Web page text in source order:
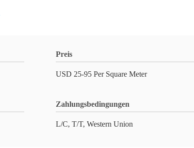
Preis
USD 25-95 Per Square Meter
Zahlungsbedingungen
L/C, T/T, Western Union